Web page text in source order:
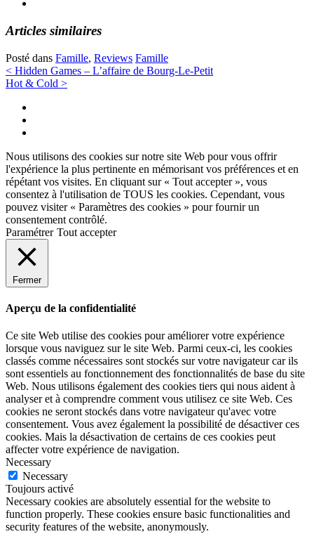
Articles similaires
Posté dans Famille, Reviews Famille
Navigation
des
articles
< Hidden Games – L’affaire de Bourg-Le-Petit
Hot & Cold >
Nous utilisons des cookies sur notre site Web pour vous offrir
l'expérience la plus pertinente en mémorisant vos préférences et en
répétant vos visites. En cliquant sur « Tout accepter », vous
consentez à l'utilisation de TOUS les cookies. Cependant, vous
pouvez visiter « Paramètres des cookies » pour fournir un
consentement contrôlé.
Paramétrer Tout accepter
Fermer
Aperçu de la confidentialité
Ce site Web utilise des cookies pour améliorer votre expérience
lorsque vous naviguez sur le site Web. Parmi ceux-ci, les cookies
classés comme nécessaires sont stockés sur votre navigateur car ils
sont essentiels au fonctionnement des fonctionnalités de base du site
Web. Nous utilisons également des cookies tiers qui nous aident à
analyser et à comprendre comment vous utilisez ce site Web. Ces
cookies ne seront stockés dans votre navigateur qu'avec votre
consentement. Vous avez également la possibilité de désactiver ces
cookies. Mais la désactivation de certains de ces cookies peut
affecter votre expérience de navigation.
Necessary
Necessary
Toujours activé
Necessary cookies are absolutely essential for the website to
function properly. These cookies ensure basic functionalities and
security features of the website, anonymously.